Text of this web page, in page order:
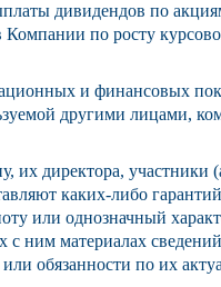
дивидендов по
по росту
и финансовых
другими лицами,
их директора, участники
каких-либо
или однозначный
с ним материалах
обязанности по их